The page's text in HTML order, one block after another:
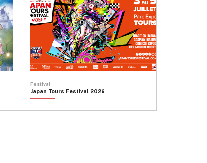
Festival
Japan Tours Festival 2026